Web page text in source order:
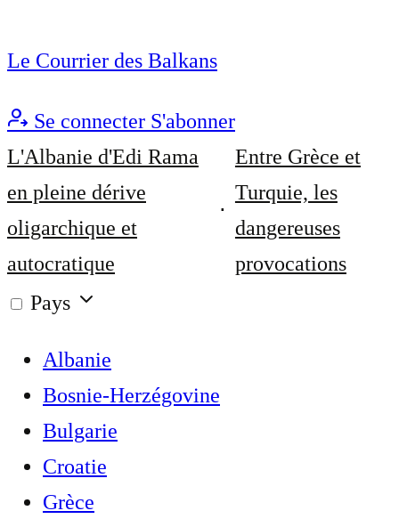
Le Courrier des Balkans
Se connecter S'abonner
L'Albanie d'Edi Rama
en pleine dérive
oligarchique et
autocratique
Entre Grèce et
Turquie, les
dangereuses
provocations
Pays
Albanie
Bosnie-Herzégovine
Bulgarie
Croatie
Grèce